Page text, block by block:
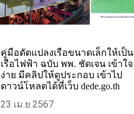
คู่มือดัดแปลงเรือขนาดเล็กให้เป็น
เรือไฟฟ้า ฉบับ พพ. ชัดเจน เข้าใจ
ง่าย มีคลิปให้ดูประกอบ เข้าไป
ดาวน์โหลดได้ที่เว็บ dede.go.th
23 เม.ย 2567